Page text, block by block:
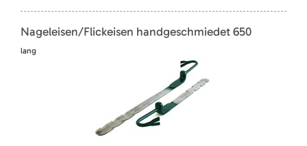
Nageleisen/Flickeisen handgeschmiedet 650
lang